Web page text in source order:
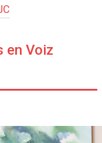
en Voiz